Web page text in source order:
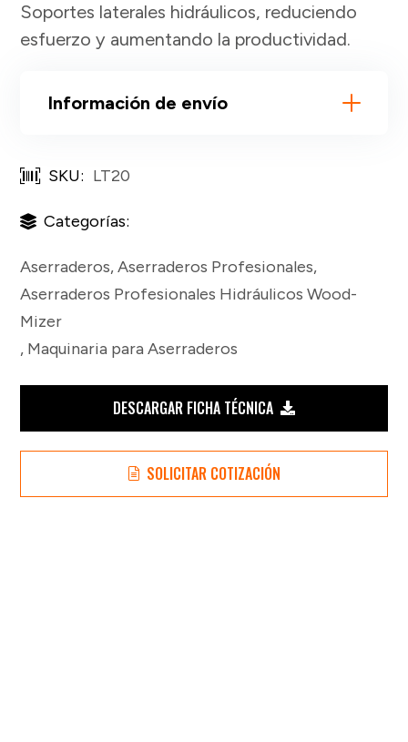
Soportes laterales hidráulicos, reduciendo
esfuerzo y aumentando la productividad.
Información de envío
SKU: LT20
Categorías:
Aserraderos,Aserraderos Profesionales,
Aserraderos Profesionales Hidráulicos Wood-
Mizer
, Maquinaria para Aserraderos
DESCARGAR FICHA TÉCNICA
SOLICITAR COTIZACIÓN